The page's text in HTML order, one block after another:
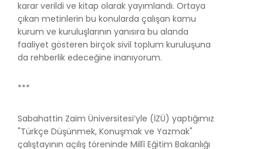
karar verildi ve kitap olarak yayımlandı. Ortaya
çıkan metinlerin bu konularda çalışan kamu
kurum ve kuruluşlarının yanısıra bu alanda
faaliyet gösteren birçok sivil toplum kuruluşuna
da rehberlik edeceğine inanıyorum.
***
Sabahattin Zaim Üniversitesi’yle (İZÜ) yaptığımız
"Türkçe Düşünmek, Konuşmak ve Yazmak"
çalıştayının açılış töreninde Millî Eğitim Bakanlığı